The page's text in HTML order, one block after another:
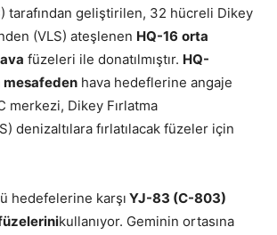
tarafından geliştirilen, 32 hücreli Dikey
(VLS) ateşlenen HQ-16 orta
füzeleri ile donatılmıştır. HQ-
mesafeden hava hedeflerine angaje
merkezi, Dikey Fırlatma
denizaltılara fırlatılacak füzeler için
hedefelerine karşı YJ-83 (C-803)
kullanıyor. Geminin ortasına